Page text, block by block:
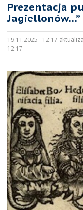
Prezentacja
Jagiellonów…”
19.11.2025 - 12:17
12:17